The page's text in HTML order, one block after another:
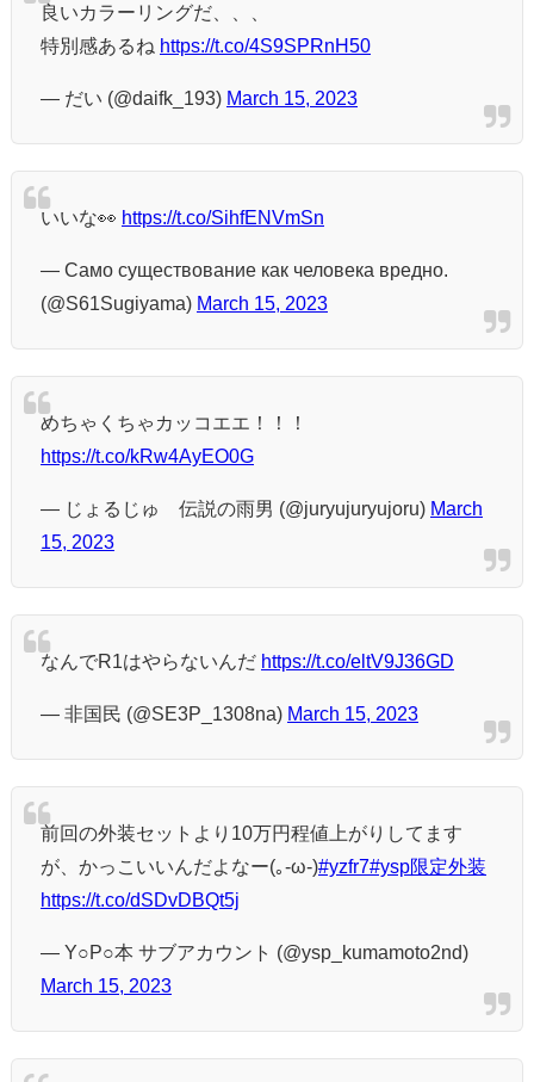
良いカラーリングだ、、、
特別感あるね https://t.co/4S9SPRnH50
— だい (@daifk_193) March 15, 2023
いいな👀 https://t.co/SihfENVmSn
— Само существование как человека вредно.
(@S61Sugiyama) March 15, 2023
めちゃくちゃカッコエエ！！！
https://t.co/kRw4AyEO0G
— じょるじゅ 伝説の雨男 (@juryujuryujoru) March
15, 2023
なんでR1はやらないんだ https://t.co/eltV9J36GD
— 非国民 (@SE3P_1308na) March 15, 2023
前回の外装セットより10万円程値上がりしてます
が、かっこいいんだよなー(｡-ω-)#yzfr7#ysp限定外装
https://t.co/dSDvDBQt5j
— Y○P○本 サブアカウント (@ysp_kumamoto2nd)
March 15, 2023